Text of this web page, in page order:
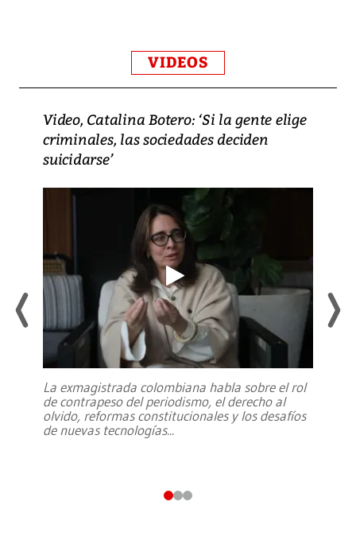
VIDEOS
Video, Catalina Botero: ‘Si la gente elige
criminales, las sociedades deciden
suicidarse’
La exmagistrada colombiana habla sobre el rol
de contrapeso del periodismo, el derecho al
olvido, reformas constitucionales y los desafíos
de nuevas tecnologías...